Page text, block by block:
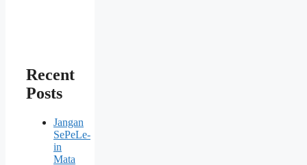
Recent
Posts
Jangan
SePeLe-
in
Mata